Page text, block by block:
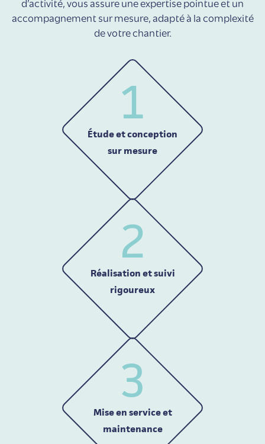
accompagnement sur mesure, adapté à la complexité
de votre chantier.
1
Étude et conception
sur mesure
2
Réalisation et suivi
rigoureux
3
Mise en service et
maintenance